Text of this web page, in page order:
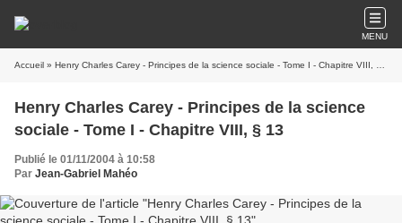
MENU
Accueil » Henry Charles Carey - Principes de la science sociale - Tome I - Chapitre VIII, § 13
Henry Charles Carey - Principes de la science
sociale - Tome I - Chapitre VIII, § 13
Publié le 01/11/2004 à 10:58
Par Jean-Gabriel Mahéo